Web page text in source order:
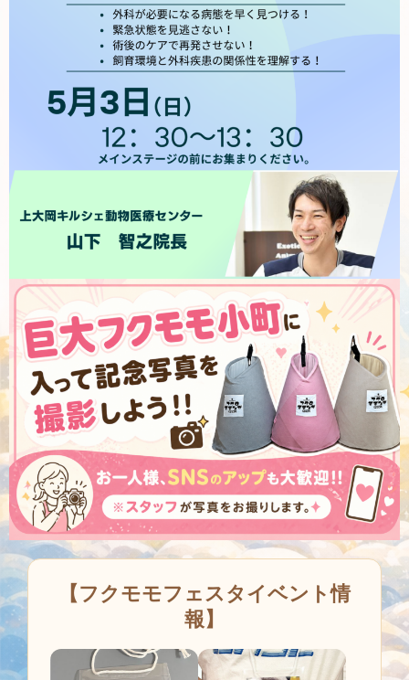
【フクモモフェスタイベント情
報】